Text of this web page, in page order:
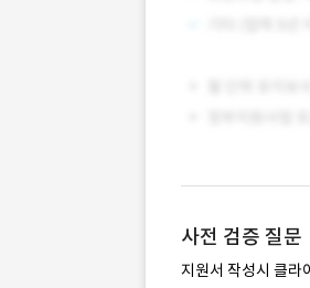
사전 검증 질문
지원서 작성시 클라